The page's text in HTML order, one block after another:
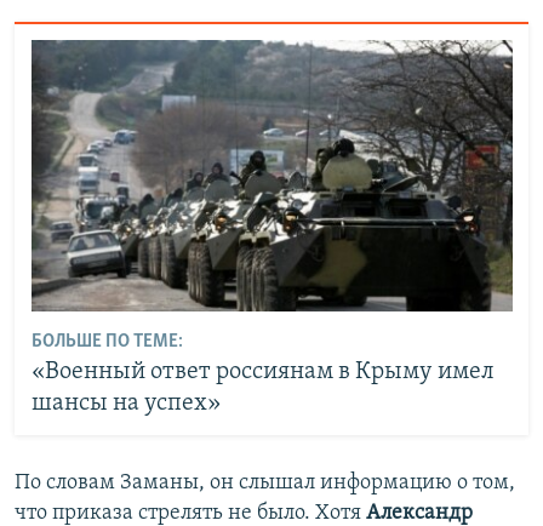
БОЛЬШЕ ПО ТЕМЕ:
«Военный ответ россиянам в Крыму имел
шансы на успех»
По словам Заманы, он слышал информацию о том,
что приказа стрелять не было. Хотя Александр